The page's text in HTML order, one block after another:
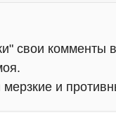
свои комменты
и